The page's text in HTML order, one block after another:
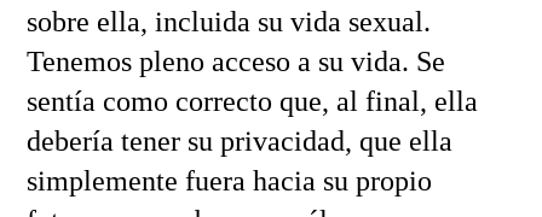
sobre ella, incluida su vida sexual.
Tenemos pleno acceso a su vida. Se
sentía como correcto que, al final, ella
debería tener su privacidad, que ella
simplemente fuera hacia su propio